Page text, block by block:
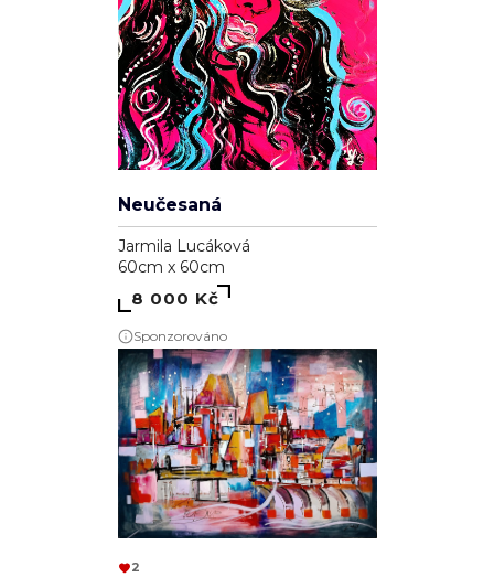
Neučesaná
Jarmila Lucáková
60cm x 60cm
8 000 Kč
Sponzorováno
2